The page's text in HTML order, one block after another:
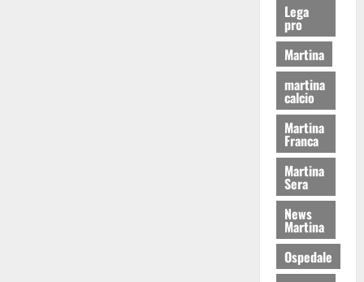
Lega
pro
Martina
martina
calcio
Martina
Franca
Martina
Sera
News
Martina
Ospedale